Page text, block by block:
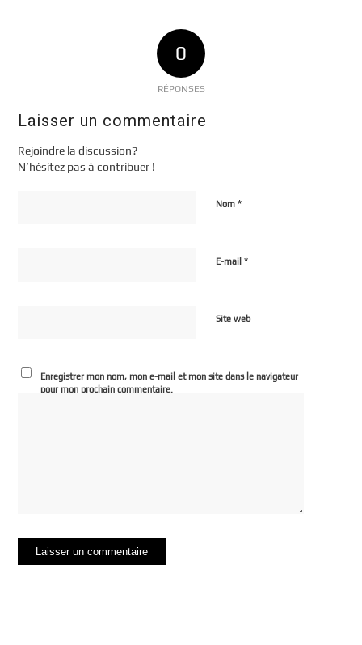
0
RÉPONSES
Laisser un commentaire
Rejoindre la discussion?
N’hésitez pas à contribuer !
Nom*
E-mail*
Site web
Enregistrer mon nom, mon e-mail et mon site dans le navigateur
pour mon prochain commentaire.